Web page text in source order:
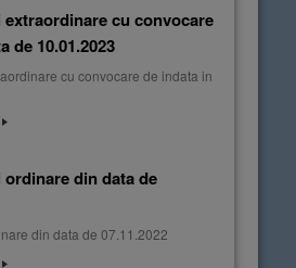
cu convocare
de 10.01.2023
cu convocare de indata in
din data de
din data de 07.11.2022